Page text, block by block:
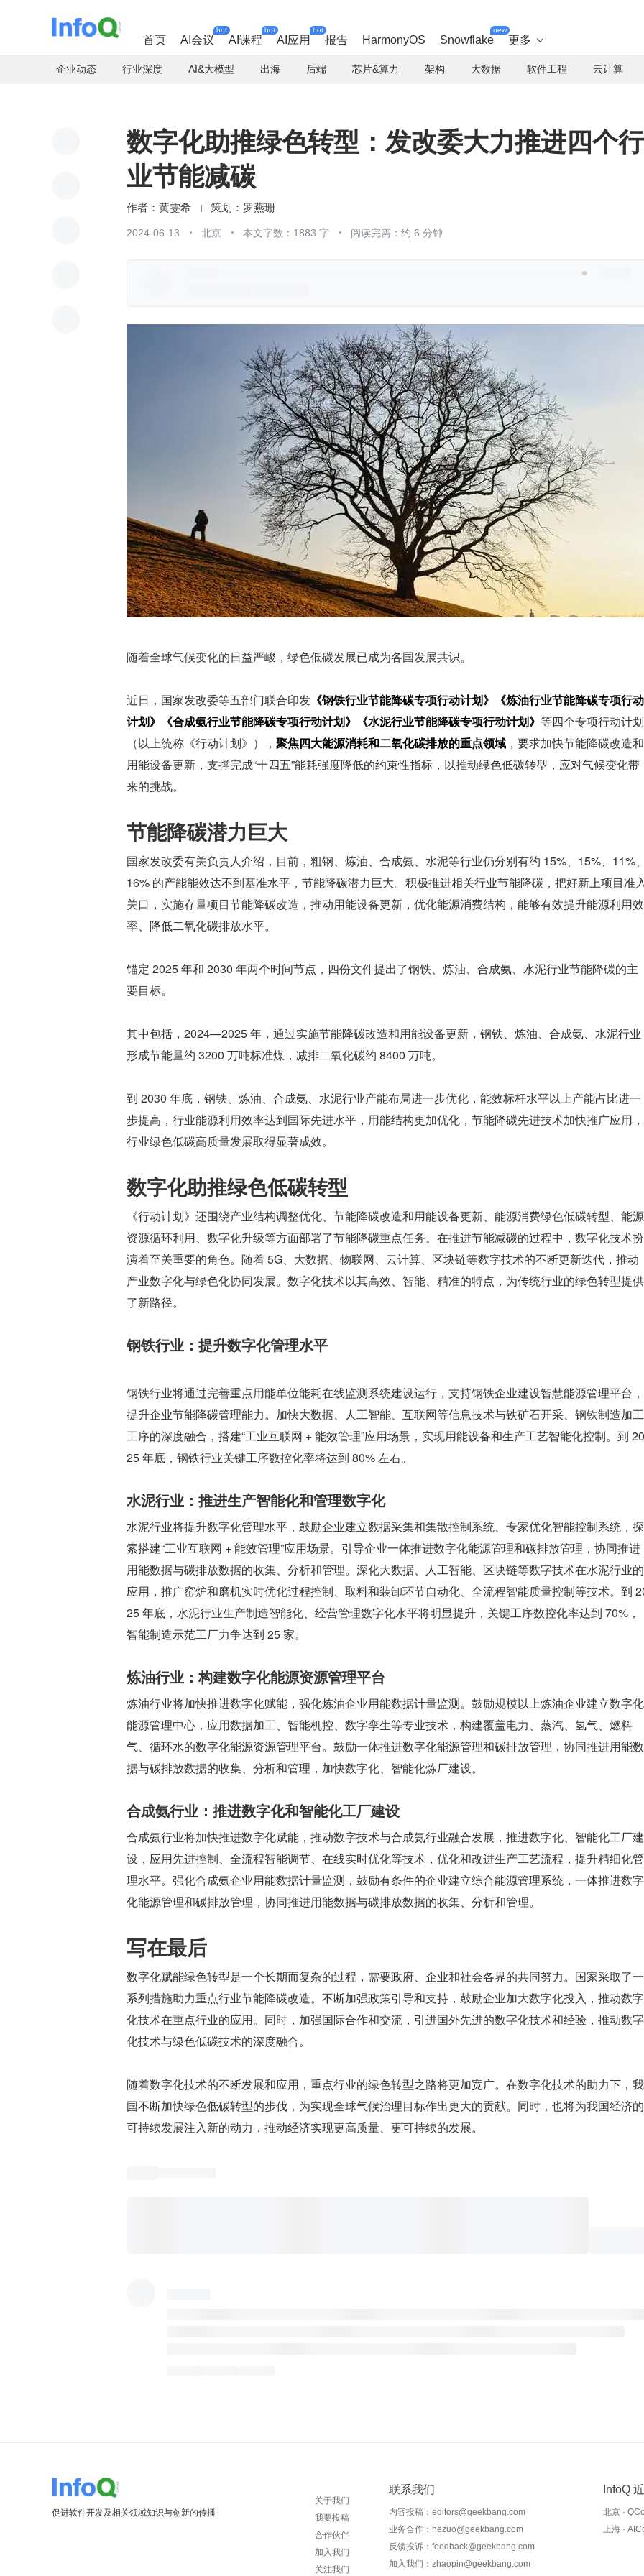
首页 AI会议
hot
AI课程
hot
AI应用
hot
报告 HarmonyOS Snowflake
new
更多 
企业动态 行业深度 AI&大模型 出海 后端 芯片&算力 架构 大数据 软件工程 云计算
数字化助推绿色转型：发改委大力推进四个行
业节能减碳
黄雯希 罗燕珊
2024-06-13 北京 本文字数：1883 字 阅读完需：约 6 分钟
随着全球气候变化的日益严峻，绿色低碳发展已成为各国发展共识。
近日，国家发改委等五部门联合印发 《钢铁行业节能降碳专项行动计划》《炼油行业节能降碳专项行动
计划》《合成氨行业节能降碳专项行动计划》《水泥行业节能降碳专项行动计划》 等四个专项行动计划
（以上统称《行动计划》）， 聚焦四大能源消耗和二氧化碳排放的重点领域 ，要求加快节能降碳改造和
用能设备更新，支撑完成“十四五”能耗强度降低的约束性指标，以推动绿色低碳转型，应对气候变化带
来的挑战。
节能降碳潜力巨大
国家发改委有关负责人介绍，目前，粗钢、炼油、合成氨、水泥等行业仍分别有约 15%、15%、11%
16% 的产能能效达不到基准水平，节能降碳潜力巨大。积极推进相关行业节能降碳，把好新上项目准
关口，实施存量项目节能降碳改造，推动用能设备更新，优化能源消费结构，能够有效提升能源利用效
率、降低二氧化碳排放水平。
锚定 2025 年和 2030 年两个时间节点，四份文件提出了钢铁、炼油、合成氨、水泥行业节能降碳的主
要目标。
其中包括，2024—2025 年，通过实施节能降碳改造和用能设备更新，钢铁、炼油、合成氨、水泥行业
形成节能量约 3200 万吨标准煤，减排二氧化碳约 8400 万吨。
到 2030 年底，钢铁、炼油、合成氨、水泥行业产能布局进一步优化，能效标杆水平以上产能占比进一
步提高，行业能源利用效率达到国际先进水平，用能结构更加优化，节能降碳先进技术加快推广应用，
行业绿色低碳高质量发展取得显著成效。
数字化助推绿色低碳转型
《行动计划》还围绕产业结构调整优化、节能降碳改造和用能设备更新、能源消费绿色低碳转型、能源
资源循环利用、数字化升级等方面部署了节能降碳重点任务。在推进节能减碳的过程中，数字化技术扮
演着至关重要的角色。随着 5G、大数据、物联网、云计算、区块链等数字技术的不断更新迭代，推动
产业数字化与绿色化协同发展。数字化技术以其高效、智能、精准的特点，为传统行业的绿色转型提供
了新路径。
钢铁行业：提升数字化管理水平
钢铁行业将通过完善重点用能单位能耗在线监测系统建设运行，支持钢铁企业建设智慧能源管理平台，
提升企业节能降碳管理能力。加快大数据、人工智能、互联网等信息技术与铁矿石开采、钢铁制造加工
工序的深度融合，搭建“工业互联网 + 能效管理”应用场景，实现用能设备和生产工艺智能化控制。到 20
25 年底，钢铁行业关键工序数控化率将达到 80% 左右。
水泥行业：推进生产智能化和管理数字化
水泥行业将提升数字化管理水平，鼓励企业建立数据采集和集散控制系统、专家优化智能控制系统，探
索搭建“工业互联网 + 能效管理”应用场景。引导企业一体推进数字化能源管理和碳排放管理，协同推进
用能数据与碳排放数据的收集、分析和管理。深化大数据、人工智能、区块链等数字技术在水泥行业的
应用，推广窑炉和磨机实时优化过程控制、取料和装卸环节自动化、全流程智能质量控制等技术。到
25 年底，水泥行业生产制造智能化、经营管理数字化水平将明显提升，关键工序数控化率达到 70%，
智能制造示范工厂力争达到 25 家。
炼油行业：构建数字化能源资源管理平台
炼油行业将加快推进数字化赋能，强化炼油企业用能数据计量监测。鼓励规模以上炼油企业建立数字化
能源管理中心，应用数据加工、智能机控、数字孪生等专业技术，构建覆盖电力、蒸汽、氢气、燃料
气、循环水的数字化能源资源管理平台。鼓励一体推进数字化能源管理和碳排放管理，协同推进用能数
据与碳排放数据的收集、分析和管理，加快数字化、智能化炼厂建设。
合成氨行业：推进数字化和智能化工厂建设
合成氨行业将加快推进数字化赋能，推动数字技术与合成氨行业融合发展，推进数字化、智能化工厂建
设，应用先进控制、全流程智能调节、在线实时优化等技术，优化和改进生产工艺流程，提升精细化管
理水平。强化合成氨企业用能数据计量监测，鼓励有条件的企业建立综合能源管理系统，一体推进数字
化能源管理和碳排放管理，协同推进用能数据与碳排放数据的收集、分析和管理。
写在最后
数字化赋能绿色转型是一个长期而复杂的过程，需要政府、企业和社会各界的共同努力。国家采取了一
系列措施助力重点行业节能降碳改造。不断加强政策引导和支持，鼓励企业加大数字化投入，推动数字
化技术在重点行业的应用。同时，加强国际合作和交流，引进国外先进的数字化技术和经验，推动数字
化技术与绿色低碳技术的深度融合。
随着数字化技术的不断发展和应用，重点行业的绿色转型之路将更加宽广。在数字化技术的助力下，我
国不断加快绿色低碳转型的步伐，为实现全球气候治理目标作出更大的贡献。同时，也将为我国经济的
可持续发展注入新的动力，推动经济实现更高质量、更可持续的发展。
促进软件开发及相关领域知识与创新的传播
关于我们
我要投稿
合作伙伴
加入我们
关注我们
联系我们
内容投稿：editors@geekbang.com
业务合作：hezuo@geekbang.com
反馈投诉：feedback@geekbang.com
加入我们：zhaopin@geekbang.com
InfoQ
北京 ·
上海 ·